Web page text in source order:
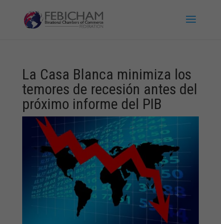
La Casa Blanca minimiza los
temores de recesión antes del
próximo informe del PIB